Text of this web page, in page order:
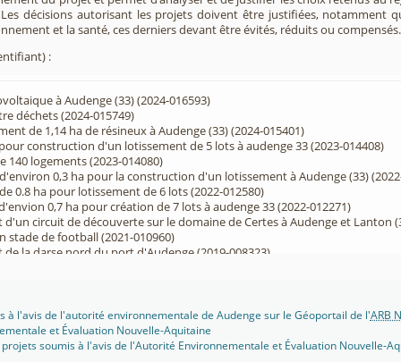
décisions autorisant les projets doivent être justifiées, notamment
et la santé, ces derniers devant être évités, réduits ou compensés.
:
à Audenge (33) (2024-016593)
déchets (2024-015749)
de 1,14 ha de résineux à Audenge (33) (2024-015401)
construction d'un lotissement de 5 lots à audenge 33 (2023-014408)
140 logements (2023-014080)
0,3 ha pour la construction d'un lotissement à Audenge (33)
0.8 ha pour lotissement de 6 lots (2022-012580)
0,7 ha pour création de 7 lots à audenge 33 (2022-012271)
circuit de découverte sur le domaine de Certes à Audenge et Lanton
stade de football (2021-010960)
la darse nord du port d'Audenge (2019-008323)
77lots Audenge (2017-005564)
8.8 ha et lotissement de 9.7 ha à Audenge (33) (2017-004434)
0.9ha pour lotissement de 11 lots à Audenge (33) (2017-004329)
à l'avis de l'autorité environnementale de Audenge sur le Géoportail de l'ARB
et Évaluation Nouvelle-Aquitaine
soumis à l'avis de l'Autorité Environnementale et Évaluation Nouvelle-